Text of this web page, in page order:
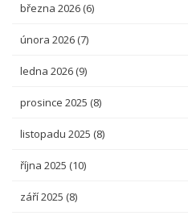
března 2026 (6)
února 2026 (7)
ledna 2026 (9)
prosince 2025 (8)
listopadu 2025 (8)
října 2025 (10)
září 2025 (8)